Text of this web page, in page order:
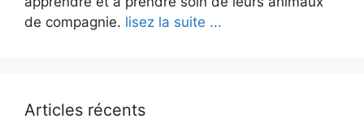
de compagnie. lisez la suite ...
Articles récents